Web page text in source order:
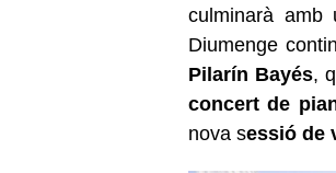
culminarà amb
Diumenge
Pilarín Bayés,
concert de
nova sessió de